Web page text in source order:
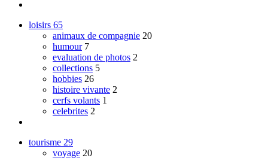
loisirs 65
animaux de compagnie 20
humour 7
evaluation de photos 2
collections 5
hobbies 26
histoire vivante 2
cerfs volants 1
celebrites 2
tourisme 29
voyage 20